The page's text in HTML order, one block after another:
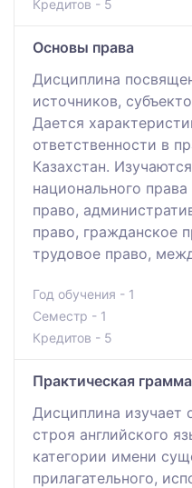
Кредитов - 5
Основы права
Дисциплина
источников,
Дается
ответственности в
Казахстан.
национального
право,
право, гражданское
трудовое право,
Год обучения - 1
Семестр - 1
Кредитов - 5
Практическая
Дисциплина изучает
строя английского
категории имени
прилагательного,